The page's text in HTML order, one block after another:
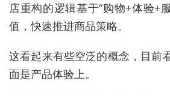
店重构的逻辑基于“购物+体验+
值，快速推进商品策略。
这看起来有些空泛的概念，目前
面是产品体验上。